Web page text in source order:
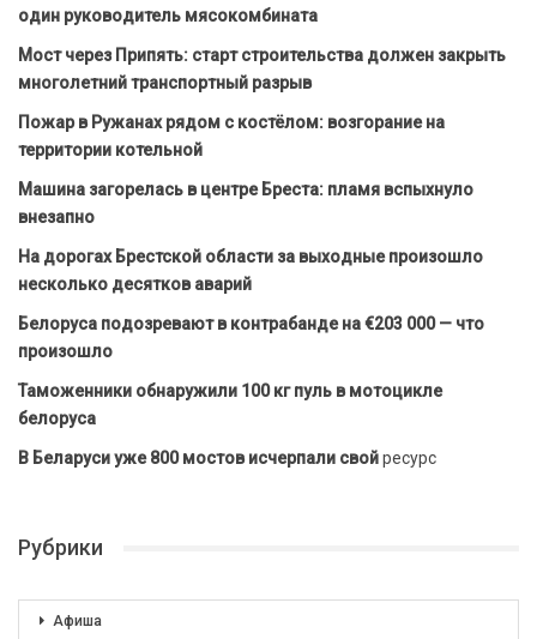
один руководитель мясокомбината
Мост через Припять: старт строительства должен закрыть
многолетний транспортный разрыв
Пожар в Ружанах рядом с костёлом: возгорание на
территории котельной
Машина загорелась в центре Бреста: пламя вспыхнуло
внезапно
На дорогах Брестской области за выходные произошло
несколько десятков аварий
Белоруса подозревают в контрабанде на €203 000 — что
произошло
Таможенники обнаружили 100 кг пуль в мотоцикле
белоруса
В Беларуси уже 800 мостов исчерпали свойресурс
Рубрики
Афиша